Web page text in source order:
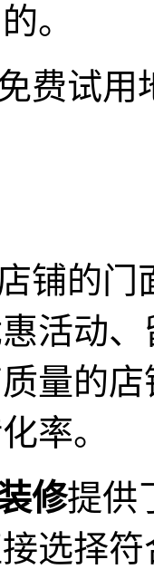
。
费试用
铺的门
活动
量的
率。
修提供
选择